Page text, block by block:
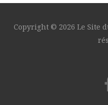
Copyright © 2026 Le Site